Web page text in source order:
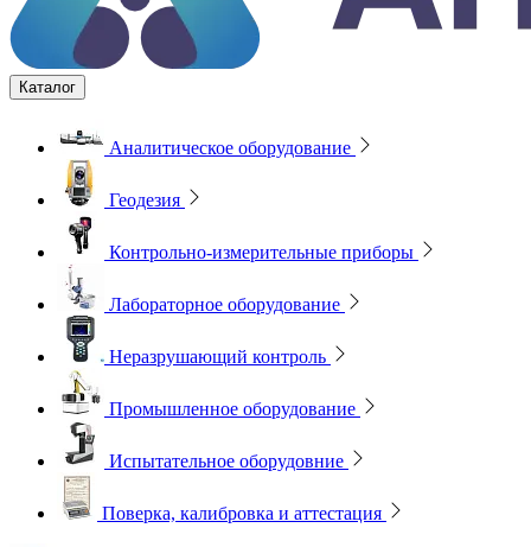
Каталог
Аналитическое оборудование
Геодезия
Контрольно-измерительные приборы
Лабораторное оборудование
Неразрушающий контроль
Промышленное оборудование
Испытательное оборудовние
Поверка, калибровка и аттестация